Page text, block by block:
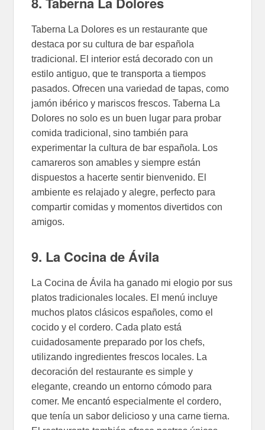
Taberna La Dolores es un restaurante que
destaca por su cultura de bar española
tradicional. El interior está decorado con un
estilo antiguo, que te transporta a tiempos
pasados. Ofrecen una variedad de tapas, como
jamón ibérico y mariscos frescos. Taberna La
Dolores no solo es un buen lugar para probar
comida tradicional, sino también para
experimentar la cultura de bar española. Los
camareros son amables y siempre están
dispuestos a hacerte sentir bienvenido. El
ambiente es relajado y alegre, perfecto para
compartir comidas y momentos divertidos con
amigos.
9. La Cocina de Ávila
La Cocina de Ávila ha ganado mi elogio por sus
platos tradicionales locales. El menú incluye
muchos platos clásicos españoles, como el
cocido y el cordero. Cada plato está
cuidadosamente preparado por los chefs,
utilizando ingredientes frescos locales. La
decoración del restaurante es simple y
elegante, creando un entorno cómodo para
comer. Me encantó especialmente el cordero,
que tenía un sabor delicioso y una carne tierna.